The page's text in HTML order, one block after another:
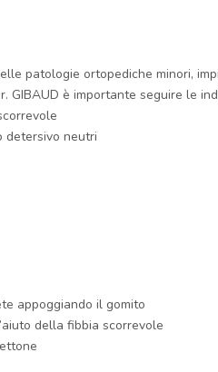
patologie ortopediche minori,
è importante seguire le
detersivo neutri
appoggiando il gomito
della fibbia scorrevole